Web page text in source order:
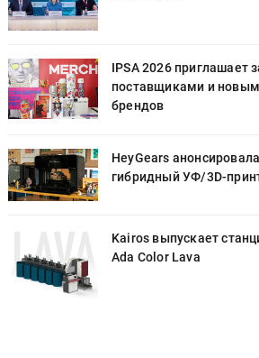
IPSA 2026 приглашает
поставщиками и
брендов
HeyGears
гибридный УФ/3D-
Kairos выпускает
Ada Color Lava